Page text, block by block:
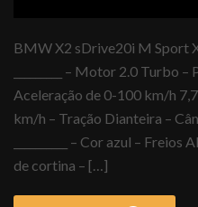
BMW X2 sDrive20i M Sport
_________ – Motor 2.0 Turbo
Aceleração de 0-100 km/h
km/h – Tração Dianteira –
__________ – Cor azul –
de cortina – […]